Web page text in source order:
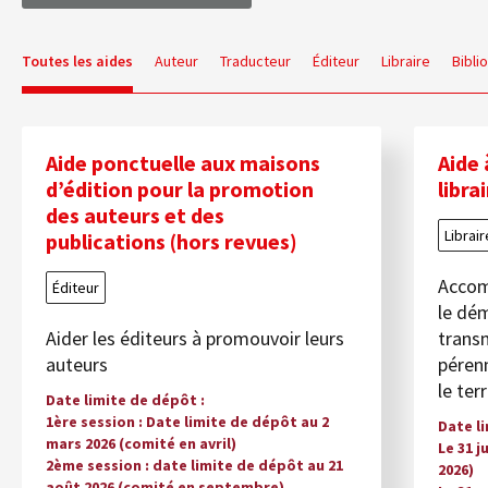
Toutes les aides Auteur Traducteur Éditeur Libraire
Aide ponctuelle aux maisons
d’édition pour la promotion
des auteurs et des
publications (hors revues)
Éditeur
Aider les éditeurs à promouvoir leurs
auteurs
Date limite de dépôt
1ère session : Date limite de dépôt au 2
mars 2026 (comité en avril)
2ème session : date limite de dépôt au 21
Aide
le
le
Date
Le 31
2026)